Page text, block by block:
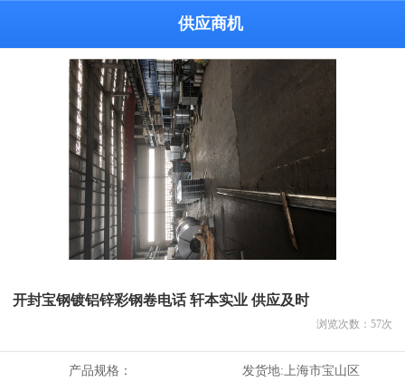
供应商机
开封宝钢镀铝锌彩钢卷电话 轩本实业 供应及时
浏览次数： 57次
产品规格： 发货地:上海市宝山区